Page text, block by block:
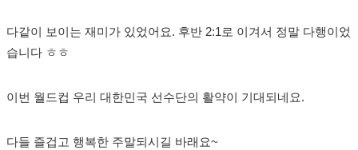
다같이 보이는 재미가 있었어요. 후반 2:1로 이겨서 정말 다행이었
습니다 ㅎㅎ
이번 월드컵 우리 대한민국 선수단의 활약이 기대되네요.
다들 즐겁고 행복한 주말되시길 바래요~